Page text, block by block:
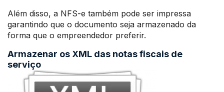
Além disso, a NFS-e também pode ser impressa
garantindo que o documento seja armazenado da
forma que o empreendedor preferir.
Armazenar os XML das notas fiscais de
serviço